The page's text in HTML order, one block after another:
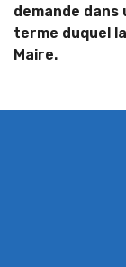
demande dans
terme duquel
Maire.